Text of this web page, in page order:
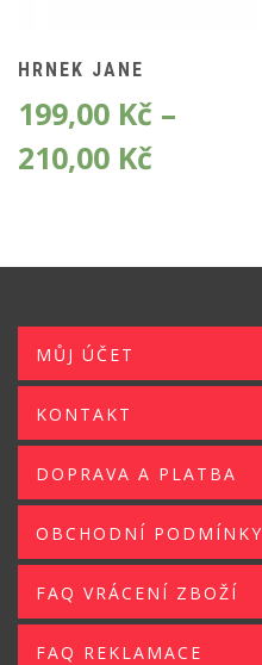
HRNEK JANE
199,00 Kč –
210,00 Kč
MŮJ ÚČET
KONTAKT
DOPRAVA A PLATBA
OBCHODNÍ PODMÍNKY
FAQ VRÁCENÍ ZBOŽÍ
FAQ REKLAMACE